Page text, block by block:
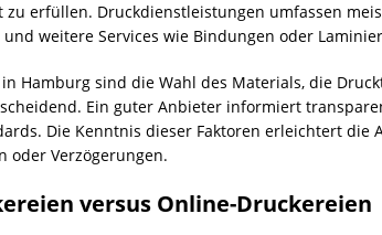
zu erfüllen. Druckdienstleistungen umfassen
und weitere Services wie Bindungen oder
Hamburg sind die Wahl des Materials, die
Ein guter Anbieter informiert
Die Kenntnis dieser Faktoren erleichtert die
oder Verzögerungen.
versus Online-Druckereien